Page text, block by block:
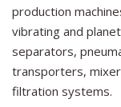
production
vibrating and
separators,
transporters,
filtration systems.